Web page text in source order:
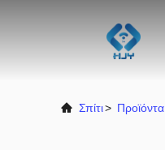
Σπίτι> Προϊόντα